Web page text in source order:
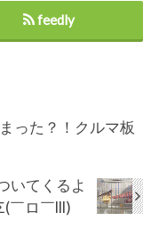
feedly
った？！クルマ板
いてくるよ
￣ロ￣lll)